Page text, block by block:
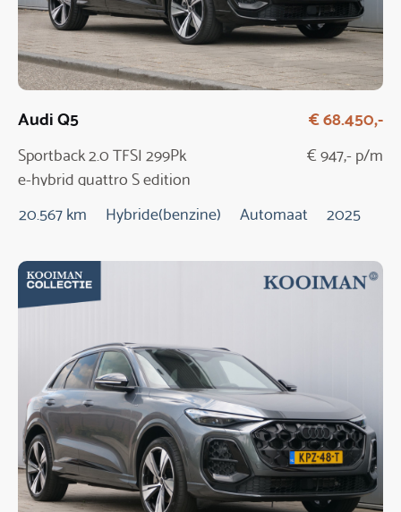
Audi Q5
Sportback 2.0 TFSI 299Pk
e-hybrid quattro S edition
€ 68.450,-
€ 947,- p/m
20.567 km Hybride(benzine) Automaat 2025